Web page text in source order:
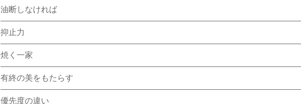
油断しなければ
抑止力
焼く一家
有終の美をもたらす
優先度の違い